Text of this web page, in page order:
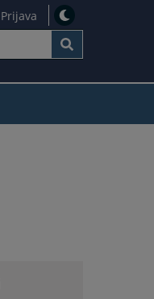
Prijava